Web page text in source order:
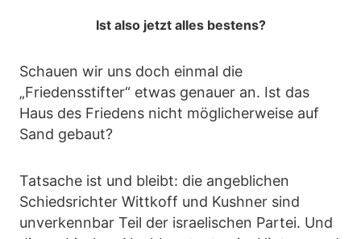
Ist also jetzt alles bestens?
Schauen wir uns doch einmal die
„Friedensstifter“ etwas genauer an. Ist das
Haus des Friedens nicht möglicherweise auf
Sand gebaut?
Tatsache ist und bleibt: die angeblichen
Schiedsrichter Wittkoff und Kushner sind
unverkennbar Teil der israelischen Partei. Und